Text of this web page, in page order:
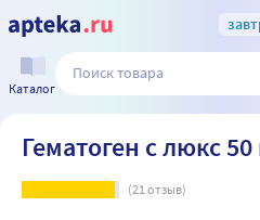
Каталог
Гематоген с люкс
(21отзыв)